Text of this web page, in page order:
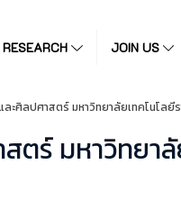
RESEARCH JOIN US
ะศิลปศาสตร์ มหาวิทยาลัยเทคโนโล
ตร์ มหาวิทยา